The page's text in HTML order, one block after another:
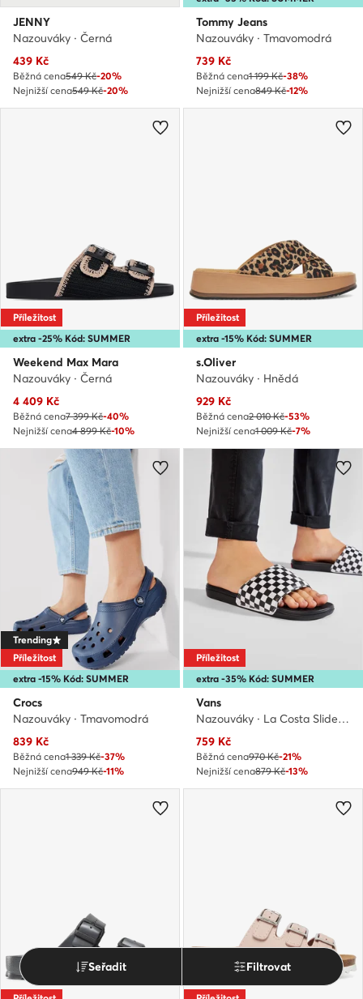
JENNY
Nazouváky · Černá
Aktuální cena
439 Kč
Běžná cena549 Kč-20%
Nejnižší cena549 Kč-20%
Tommy Jeans
Nazouváky · Tmavomodrá
Aktuální cena
739 Kč
Běžná cena1 199 Kč-38%
Nejnižší cena849 Kč-12%
extra -25% Kód: SUMMER
Příležitost
Weekend Max Mara
Nazouváky · Černá
Aktuální cena
4 409 Kč
Běžná cena7 399 Kč-40%
Nejnižší cena4 899 Kč-10%
extra -15% Kód: SUMMER
Příležitost
s.Oliver
Nazouváky · Hnědá
Aktuální cena
929 Kč
Běžná cena2 010 Kč-53%
Nejnižší cena1 009 Kč-7%
extra -15% Kód: SUMMER
Trending
Příležitost
Crocs
Nazouváky · Tmavomodrá
Aktuální cena
839 Kč
Běžná cena1 339 Kč-37%
Nejnižší cena949 Kč-11%
extra -35% Kód: SUMMER
Příležitost
Vans
Nazouváky · La Costa Slide-On VN0A5HF527I1 · Černá
Aktuální cena
759 Kč
Běžná cena970 Kč-21%
Nejnižší cena879 Kč-13%
Seřadit Filtrovat